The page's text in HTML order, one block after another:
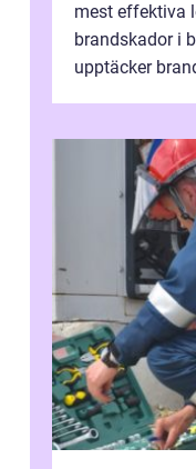
mest effektiva
brandskador i
upptäcker